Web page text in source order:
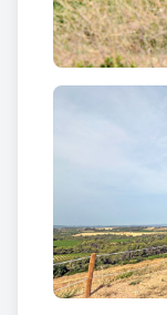
Visitar el
Sant Llorenç
La seva
dialoga amb
És un espai
silenci, per a
per a qui
Mirador de
observar i